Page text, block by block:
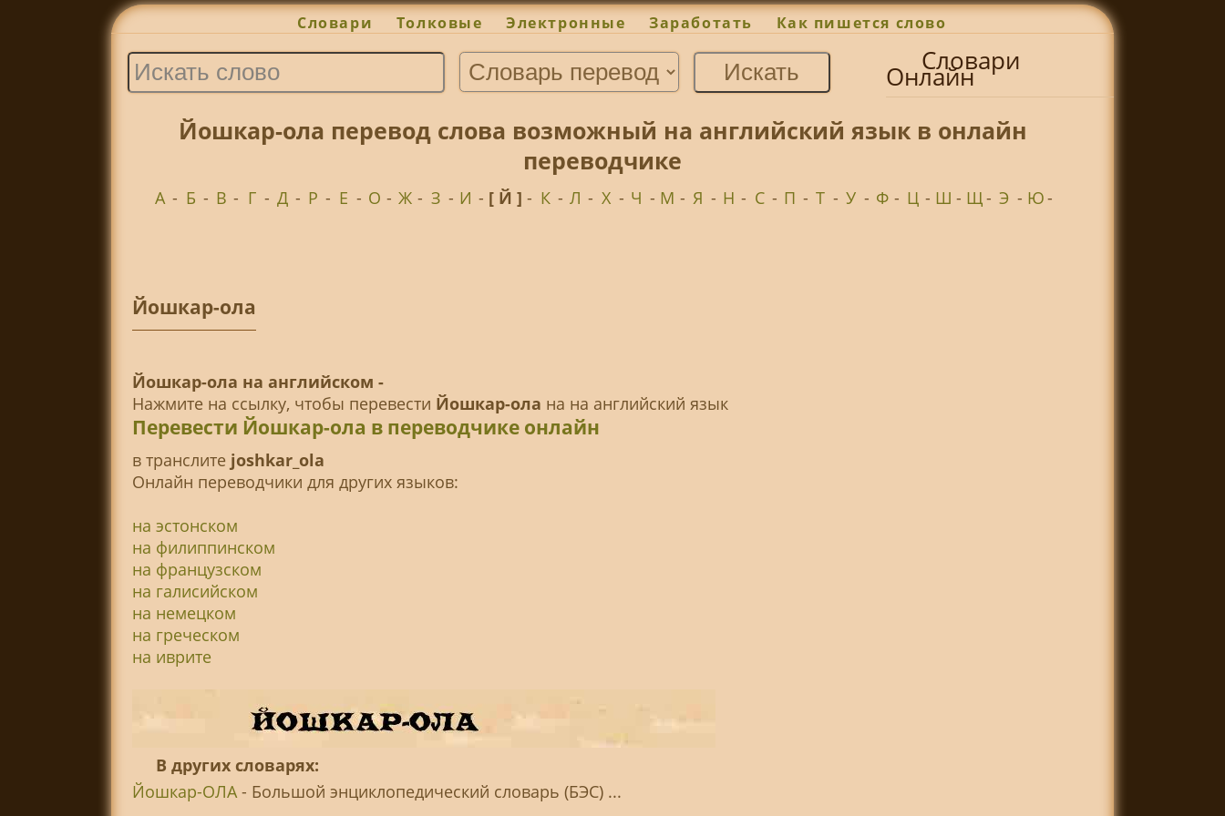
Словари Толковые Электронные Заработать Как пишется слово
Словари
Онлайн
Йошкар-ола перевод слова возможный на английский язык в онлайн
переводчике
А - Б - В - Г - Д - Р - Е - О - Ж - З - И - [ Й ]- К - Л - Х - Ч - М - Я - Н - С - П - Т - У - Ф - Ц - Ш - Щ- Э - Ю-
Йошкар-ола
Йошкар-ола на английском -
Нажмите на ссылку, чтобы перевести Йошкар-ола на на английский язык
Перевести Йошкар-ола в переводчике онлайн
в транслитe joshkar_ola
Онлайн переводчики для других языков:
на эстонском
на филиппинском
на французском
на галисийском
на немецком
на греческом
на иврите
В других словарях:
Йошкар-ОЛА- Большой энциклопедический словарь (БЭС) ...